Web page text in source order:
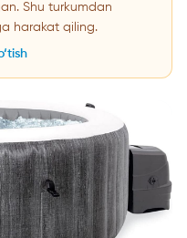
Shu turkumdan
harakat qiling.